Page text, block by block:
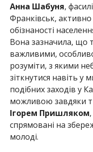
Анна Шабуня,
Франківськ,
обізнаності
Вона зазначила, що
важливими, особливо
розуміти, з якими
зіткнутися навіть у
подібних заходів у
можливою завдяки
Ігорем Пришляком
спрямовані на
молоді.